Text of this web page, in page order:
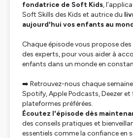
fondatrice de Soft Kids,
Soft Skills des Kids et autrice du
aujourd'hui vos enfants au
Chaque épisode vous propose
des experts, pour vous aider à
enfants dans un monde en
➡️ Retrouvez-nous chaque
Spotify, Apple Podcasts, Deezer
plateformes préférées.
Écoutez l'épisode dès
des conseils pratiques et
essentiels comme la confiance en